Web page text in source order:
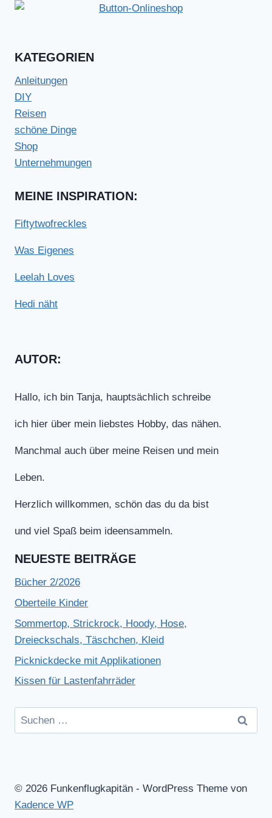
KATEGORIEN
Anleitungen
DIY
Reisen
schöne Dinge
Shop
Unternehmungen
MEINE INSPIRATION:
Fiftytwofreckles
Was Eigenes
Leelah Loves
Hedi näht
AUTOR:
Hallo, ich bin Tanja, hauptsächlich schreibe
ich hier über mein liebstes Hobby, das nähen.
Manchmal auch über meine Reisen und mein
Leben.
Herzlich willkommen, schön das du da bist
und viel Spaß beim ideensammeln.
NEUESTE BEITRÄGE
Bücher 2/2026
Oberteile Kinder
Sommertop, Strickrock, Hoody, Hose,
Dreieckschals, Täschchen, Kleid
Picknickdecke mit Applikationen
Kissen für Lastenfahrräder
Suchen
nach:
© 2026 Funkenflugkapitän - WordPress Theme von
Kadence WP